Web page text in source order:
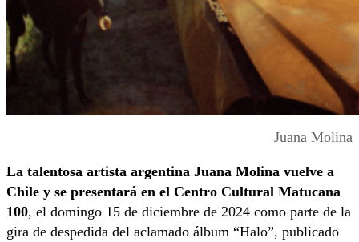
Juana Molina
La talentosa artista argentina Juana Molina vuelve a
Chile y se presentará en el Centro Cultural Matucana
100, el domingo 15 de diciembre de 2024 como parte de la
gira de despedida del aclamado álbum “Halo”, publicado